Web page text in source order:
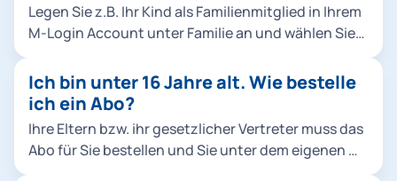
Legen Sie z.B. Ihr Kind als Familienmitglied in Ihrem
M-Login Account unter Familie an und wählen Sie
entweder in der Bestellung unter Abo-
Nutzer*innen auf Familienmitglied hinzufügen
Login hinzu. Hinweise: Sie können Abos für
Familienmitglieder ausschließlich als Chipkarte,
Ich bin unter 16 Jahre alt. Wie bestelle
ich ein Abo?
Ihre Eltern bzw. ihr gesetzlicher Vertreter muss das
Abo für Sie bestellen und Sie unter dem eigenen M-